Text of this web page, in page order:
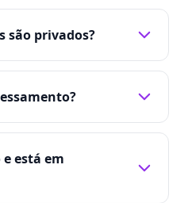
são privados?
está em